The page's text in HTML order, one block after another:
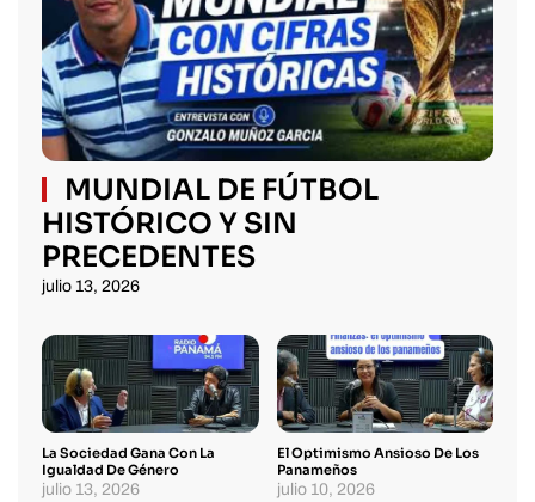
MUNDIAL DE FÚTBOL
HISTÓRICO Y SIN
PRECEDENTES
julio 13, 2026
La Sociedad Gana Con La
Igualdad De Género
julio 13, 2026
El Optimismo Ansioso De Los
Panameños
julio 10, 2026